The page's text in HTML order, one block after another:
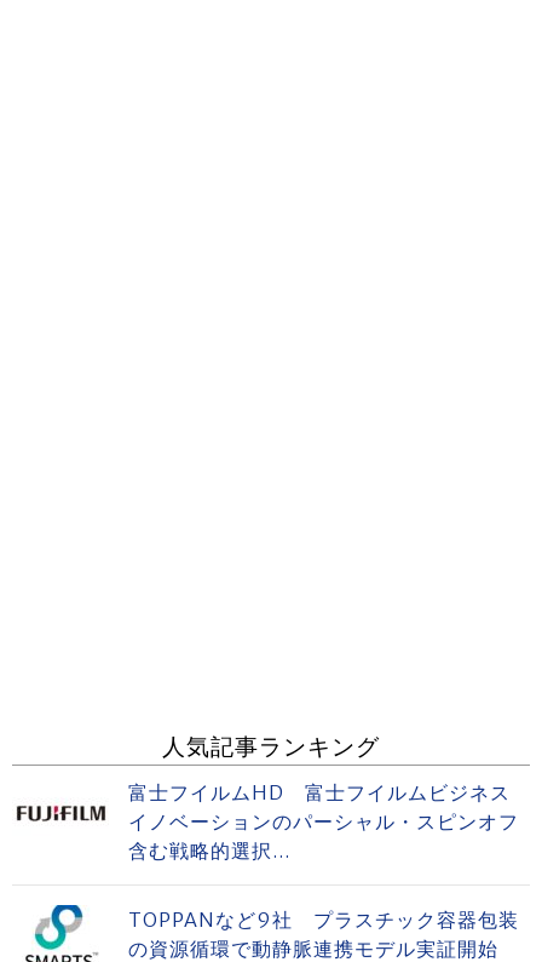
人気記事ランキング
富士フイルムHD 富士フイルムビジネス
イノベーションのパーシャル・スピンオフ
含む戦略的選択...
TOPPANなど9社 プラスチック容器包装
の資源循環で動静脈連携モデル実証開始